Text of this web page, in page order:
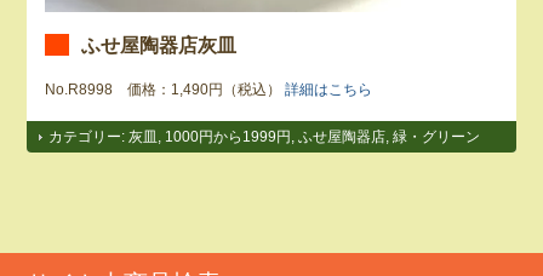
ふせ屋陶器店灰皿
No.R8998 価格：1,490円（税込）詳細はこちら
カテゴリー:灰皿 1000円から1999円 ,ふせ屋陶器店 ,緑・グリーン